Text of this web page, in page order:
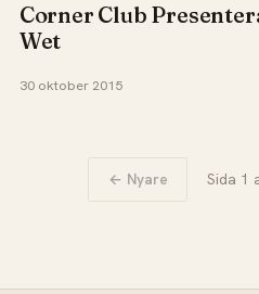
Corner Club
Wet
30 oktober 2015
← Nyare Sida 1